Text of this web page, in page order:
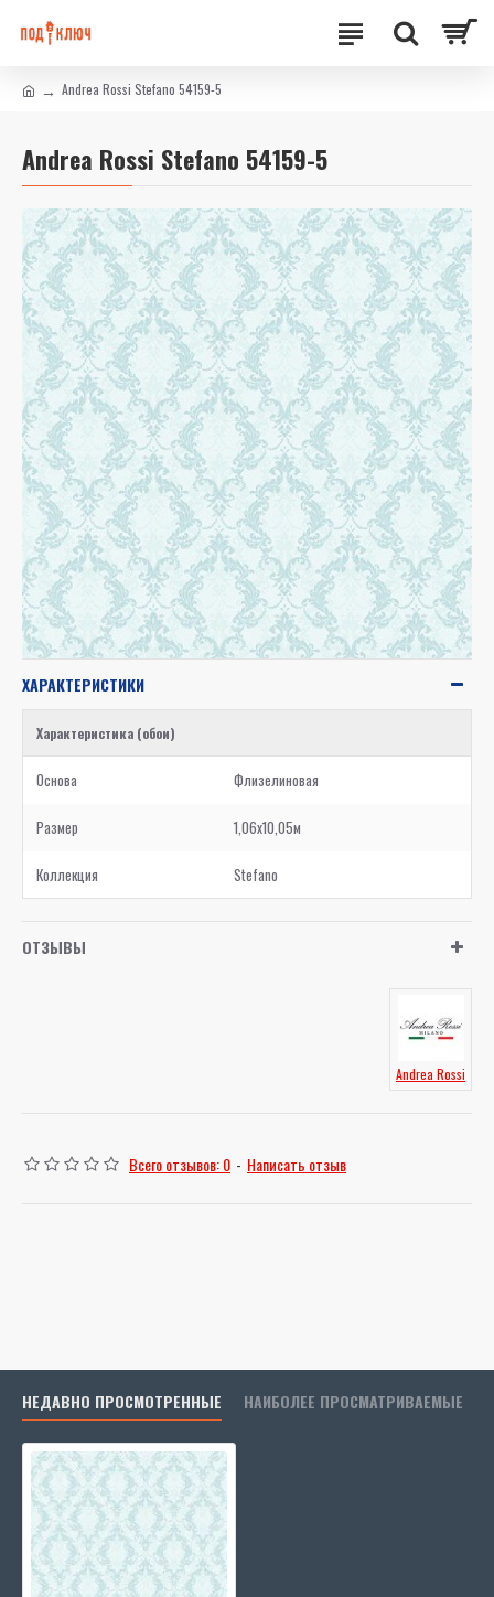
Andrea Rossi Stefano 54159-5
Andrea Rossi Stefano 54159-5
ХАРАКТЕРИСТИКИ
Характеристика (обои)
Основа Флизелиновая
Размер 1,06x10,05м
Коллекция Stefano
ОТЗЫВЫ
Andrea Rossi
Всего отзывов: 0 - Написать отзыв
НЕДАВНО ПРОСМОТРЕННЫЕ НАИБОЛЕЕ ПРОСМАТРИВАЕМЫЕ